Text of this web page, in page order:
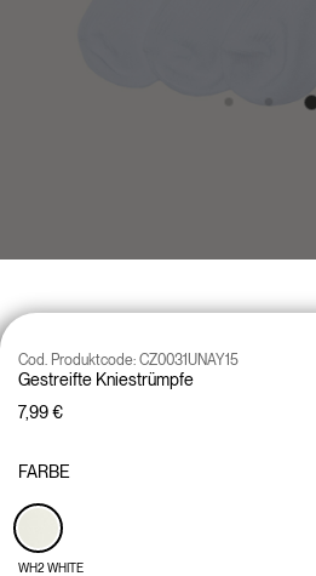
Gestreifte Kniestrümpfe
Cod. Produktcode: CZ0031UNAY15
7,99 €
FARBE
WH2 WHITE